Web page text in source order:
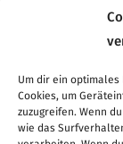
Um dir ein optimales
Cookies, um
zuzugreifen. Wenn
wie das
© 2025 Kinder